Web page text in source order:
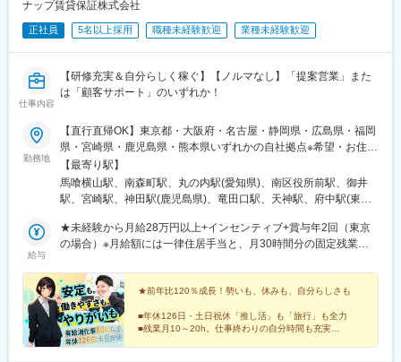
ナップ賃貸保証株式会社
正社員 5名以上採用 職種未経験歓迎 業種未経験歓迎
仕事内容
【研修充実＆自分らしく稼ぐ】【ノルマなし】「提案営業」また
は「顧客サポート」のいずれか！
勤務地
【直行直帰OK】東京都・大阪府・名古屋・静岡県・広島県・福岡
県・宮崎県・鹿児島県・熊本県いずれかの自社拠点※希望・お住ま
いのエリアを考慮の上決定※U・Iターン歓迎※希望により転勤も可
■東京本社 都営新宿線「馬喰横山駅」より徒歩2分 都営浅草線
「東日本橋駅」より徒歩5分 JR総武本線「馬喰町駅」より徒歩4
筋線「南森町」より徒歩3分 JR東西線「大阪天満宮駅」より徒
歩5分■名古屋支店 地下鉄桜通線「丸の内駅」より徒歩7分■広島
本線「御井駅」より徒歩15分■宮崎支店 JR「宮崎駅」より徒歩
20分■鹿児島支店 鹿児島市電唐湊線「神田駅」より徒歩12分■熊
本支店 豊肥本線「竜田口駅」より車で10分■福岡支店 地下鉄
空港線「天神駅」より徒歩5分■静岡支店※立ち上げ準備中（静岡
市内に新拠点開設予定）
【最寄り駅】
馬喰横山駅、南森町駅、丸の内駅(愛知県)、南区役所前駅、御井
駅、宮崎駅、神田駅(鹿児島県)、竜田口駅、天神駅、府中駅(東京
洲通駅、西鉄福岡駅、東日本橋駅、扇町駅(大阪府)、皆実町二丁目
駅、赤坂駅(福岡県)
給与
★未経験から月給28万円以上+インセンティブ+賞与年2回（東京
の場合）※月給額には一律住居手当と、月30時間分の固定残業代
す。※別途インセンティブ+賞与年2回【未経験】■東京月給28万～
31万円■大阪・名古屋月給27万～30万円■広島・久留米・福岡・静
岡月給26万～29万円 ■上記以外の拠点月給25万～28万円【不動産
管理会社または保証会社経験者（3年以上）】■東京月給30万～33
万円■大阪・名古屋月給29万～32万円■広島・久留米・福岡・静岡
★前年比120％成長！勢いも、休みも、自分らしさも
■年休126日・土日祝休「推し活」も「旅行」も全力
■残業月10～20h。仕事終わりの自分時間も充実